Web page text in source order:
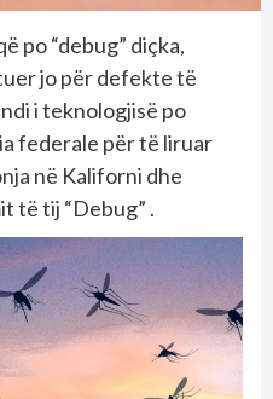
po “debug” diçka,
jo për defekte të
i teknologjisë po
federale për të liruar
në Kaliforni dhe
të tij “Debug” .